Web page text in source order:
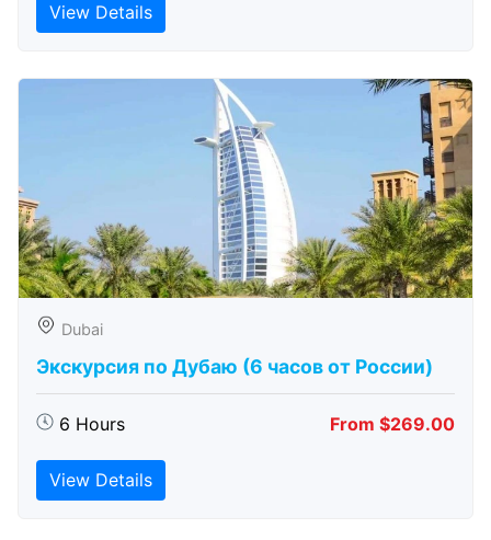
View Details
Dubai
Экскурсия по Дубаю (6 часов от России)
6 Hours From $269.00
View Details